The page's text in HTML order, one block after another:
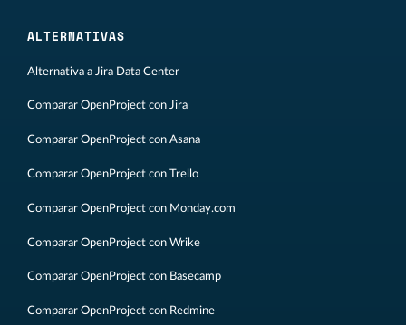
ALTERNATIVAS
Alternativa a Jira Data Center
Comparar OpenProject con Jira
Comparar OpenProject con Asana
Comparar OpenProject con Trello
Comparar OpenProject con Monday.com
Comparar OpenProject con Wrike
Comparar OpenProject con Basecamp
Comparar OpenProject con Redmine